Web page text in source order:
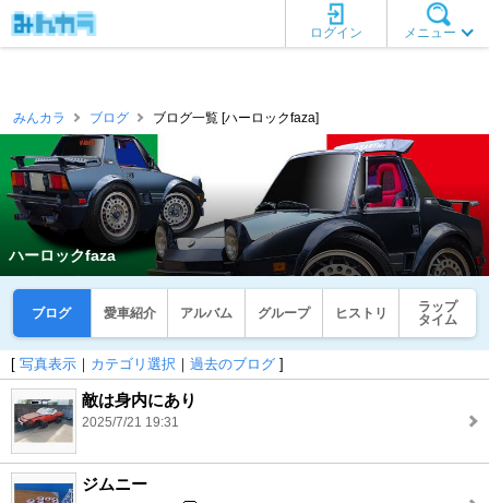
メニュー
ログイン
みんカラ ブログ ブログ一覧 [ハーロックfaza]
ハーロックfaza
ブログ 愛車紹介 アルバム グループ ヒストリ
ラップ
タイム
[ 写真表示 ｜ カテゴリ選択 ｜ 過去のブログ ]
敵は身内にあり
2025/7/21 19:31
ジムニー